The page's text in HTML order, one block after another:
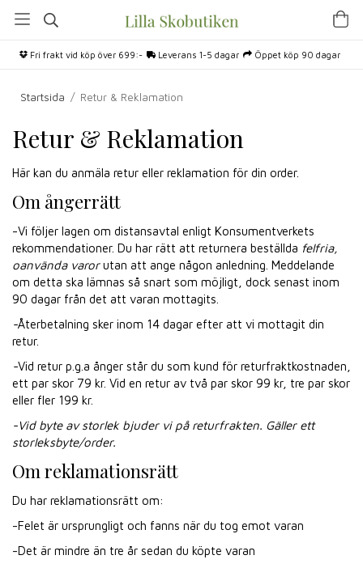
Fri frakt vid köp över 699:- Leverans 1-5 dagar Öppet köp 90 dagar
Startsida / Retur & Reklamation
Retur & Reklamation
Här kan du anmäla retur eller reklamation för din order.
Om ångerrätt
-Vi följer lagen om distansavtal enligt Konsumentverkets
rekommendationer. Du har rätt att returnera beställda felfria,
oanvända varorutan att ange någon anledning. Meddelande
om detta ska lämnas så snart som möjligt, dock senast inom
90 dagar från det att varan mottagits.
-Återbetalning sker inom 14 dagar efter att vi mottagit din
retur.
-Vid retur p.g.a ånger står du som kund för returfraktkostnaden,
ett par skor 79 kr. Vid en retur av två par skor 99 kr, tre par skor
eller fler 199 kr.
-Vid byte av storlek bjuder vi på returfrakten. Gäller ett
storleksbyte/order.
Om reklamationsrätt
Du har reklamationsrätt om:
-Felet är ursprungligt och fanns när du tog emot varan
-Det är mindre än tre år sedan du köpte varan